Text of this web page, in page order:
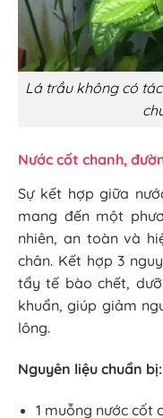
Lá trầu không có
Nước cốt chanh,
Sự kết hợp giữa
mang đến một
nhiên, an toàn và
chân. Kết hợp 3
tẩy tế bào chết,
khuẩn, giúp giảm
lông.
Nguyên liệu chuẩn bị:
1 muỗng nước cốt